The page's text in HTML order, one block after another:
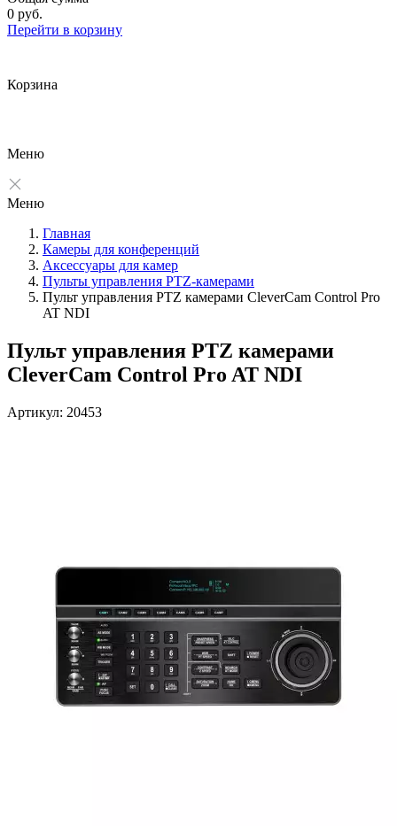
0 руб.
Перейти в корзину
Корзина
Меню
Меню
Главная
Камеры для конференций
Аксессуары для камер
Пульты управления PTZ-камерами
Пульт управления PTZ камерами CleverCam Control Pro
AT NDI
Пульт управления PTZ камерами
CleverCam Control Pro AT NDI
Артикул: 20453